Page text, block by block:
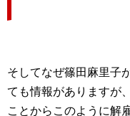
そしてなぜ篠田麻里子
ても情報がありますが
ことからこのように解